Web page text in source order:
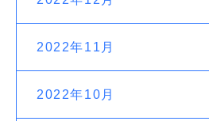
2022年11月
2022年10月